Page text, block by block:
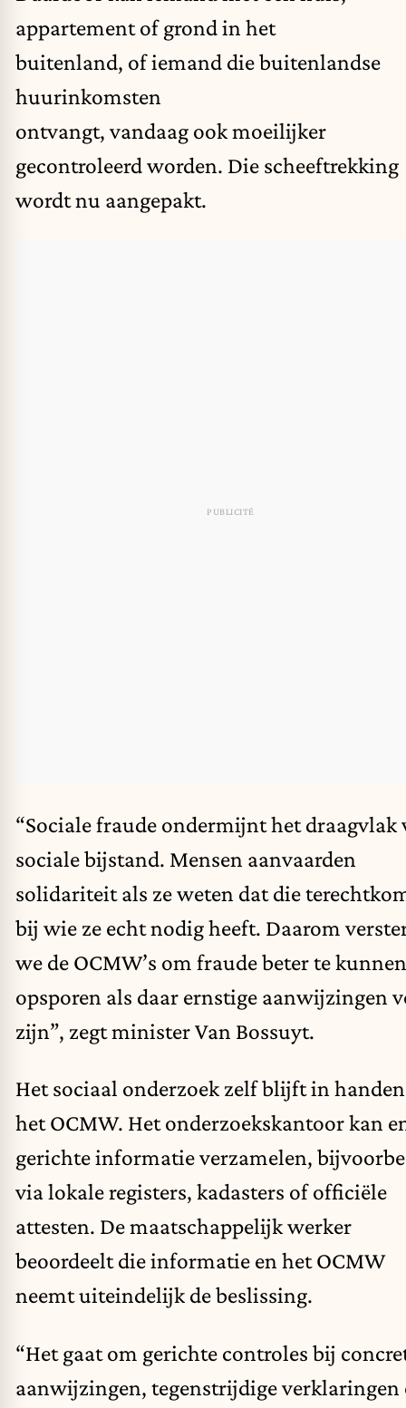
appartement of grond in het
buitenland, of iemand die buitenlandse
huurinkomsten
ontvangt, vandaag ook moeilijker
gecontroleerd worden. Die scheeftrekking
wordt nu aangepakt.
“Sociale fraude ondermijnt het draagvlak
sociale bijstand. Mensen aanvaarden
solidariteit als ze weten dat die
bij wie ze echt nodig heeft. Daarom
we de OCMW’s om fraude beter te kunnen
opsporen als daar ernstige aanwijzingen
zijn”, zegt minister Van Bossuyt.
Het sociaal onderzoek zelf blijft in
het OCMW. Het onderzoekskantoor kan
gerichte informatie verzamelen,
via lokale registers, kadasters of officiële
attesten. De maatschappelijk werker
beoordeelt die informatie en het OCMW
neemt uiteindelijk de beslissing.
“Het gaat om gerichte controles bij
aanwijzingen, tegenstrijdige verklaringen